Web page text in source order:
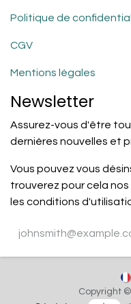
Politique de
CGV
Mentions légales
Newsletter
Assurez-vous d'être
dernières nouvelles et
Vous pouvez vous
trouverez pour cela
les conditions
Copyright